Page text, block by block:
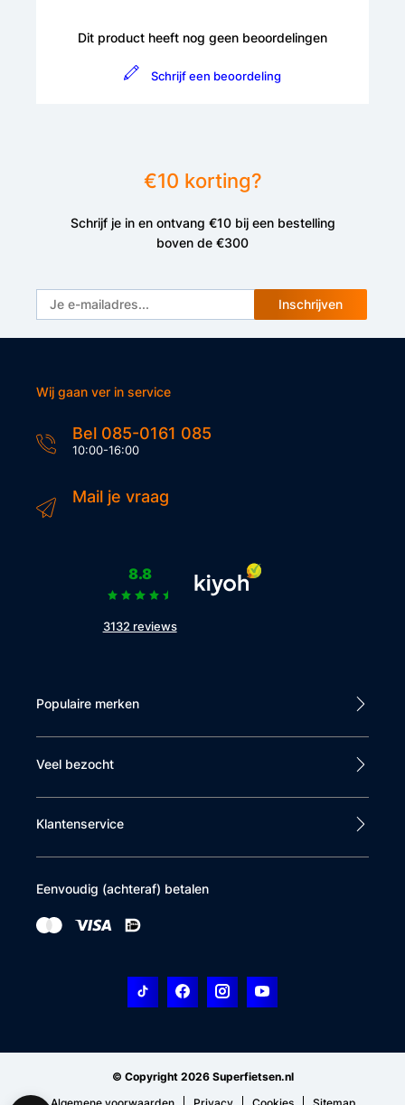
Dit product heeft nog geen beoordelingen
Schrijf een beoordeling
€10 korting?
Schrijf je in en ontvang €10 bij een bestelling
boven de €300
Inschrijven
Wij gaan ver in service
Bel 085-0161 085
10:00-16:00
Mail je vraag
8.8
3132 reviews
Populaire merken
Veel bezocht
Klantenservice
Eenvoudig (achteraf) betalen
© Copyright 2026 Superfietsen.nl